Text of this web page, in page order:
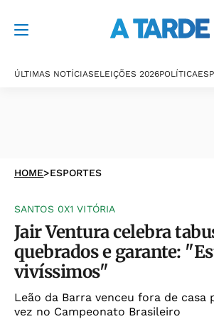
ÚLTIMAS NOTÍCIASELEIÇÕES 2026POLÍTICA
HOME>ESPORTES
SANTOS 0X1 VITÓRIA
Jair Ventura celebra
quebrados e garante:
vivíssimos"
Leão da Barra venceu fora de casa
vez no Campeonato Brasileiro